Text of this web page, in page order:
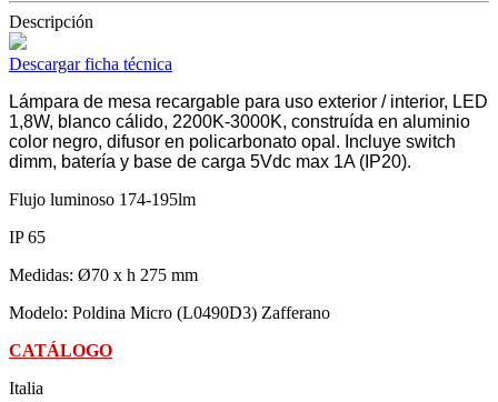
Descripción
Descargar ficha técnica
Lámpara de mesa recargable para uso exterior / interior, LED
1,8W, blanco cálido, 2200K-3000K, construída en aluminio
color negro, difusor en policarbonato opal. Incluye switch
dimm, batería y base de carga 5Vdc max 1A (IP20).
Flujo luminoso 174-195lm
IP 65
Medidas: Ø70 x h 275 mm
Modelo: Poldina Micro (L0490D3) Zafferano
CATÁLOGO
Italia